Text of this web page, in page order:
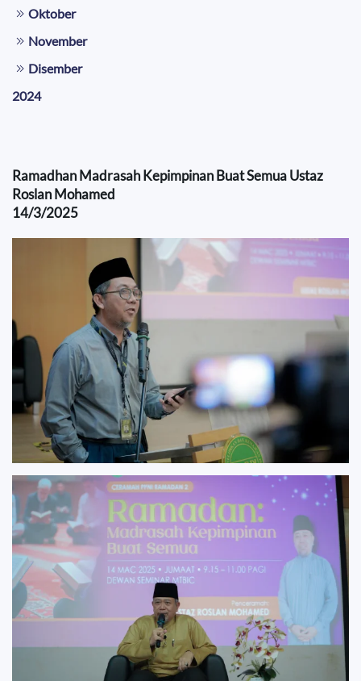
Oktober
November
Disember
2024
Ramadhan Madrasah Kepimpinan Buat Semua Ustaz
Roslan Mohamed
14/3/2025